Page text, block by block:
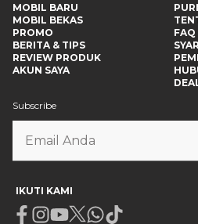
MOBIL BARU
MOBIL BEKAS
PROMO
BERITA & TIPS
REVIEW PRODUK
AKUN SAYA
FAQ
Subscribe
IKUTI KAMI
Facebook
Instagram
Youtube
X Whatsapp
Tiktok